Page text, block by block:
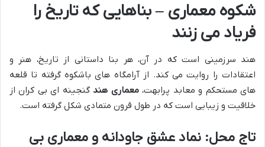
شکوه معماری – بناهایی که تاریخ را
فریاد می زنند
هند سرزمینی است که در آن، هر بنا داستانی از تاریخ، هنر و
اعتقادات را روایت می کند. از آرامگاه های باشکوه گرفته تا قلعه
های مستحکم و معابد پرابهت،معماری هندگنجینه ای بی کران از
خلاقیت و زیبایی است که در طول قرون متمادی شکل گرفته است.
تاج محل: نماد عشق جاودانه و معماری بی